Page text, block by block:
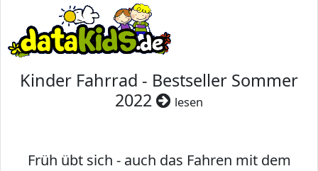
Kinder Fahrrad - Bestseller Sommer
2022
lesen
Früh übt sich - auch das Fahren mit dem